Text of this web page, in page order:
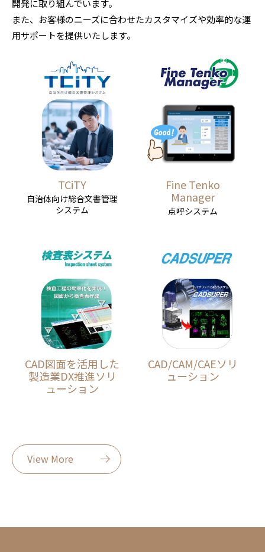
開発に取り組んでいます。
また、お客様のニーズに合わせたカスタマイズや効率的な運
用サポートを提供いたします。
TCiTY
自治体向け総合文書管理
システム
Fine Tenko
Manager
点呼システム
CAD図面を活用した
製造業DX推進ソリ
ューション
CAD/CAM/CAEソリ
ューション
View More